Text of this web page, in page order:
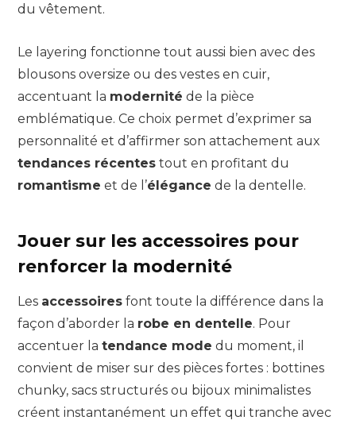
du vêtement.
Le layering fonctionne tout aussi bien avec des
blousons oversize ou des vestes en cuir,
accentuant la modernité de la pièce
emblématique. Ce choix permet d’exprimer sa
personnalité et d’affirmer son attachement aux
tendances récentes tout en profitant du
romantisme et de l’élégance de la dentelle.
Jouer sur les accessoires pour
renforcer la modernité
Les accessoires font toute la différence dans la
façon d’aborder la robe en dentelle. Pour
accentuer la tendance mode du moment, il
convient de miser sur des pièces fortes : bottines
chunky, sacs structurés ou bijoux minimalistes
créent instantanément un effet qui tranche avec